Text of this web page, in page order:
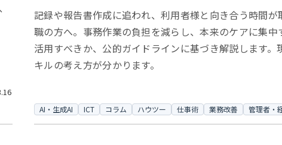
記録や報告書作成に追われ、利用者様と向き合う時間
職の方へ。事務作業の負担を減らし、本来のケアに集中
活用すべきか、公的ガイドラインに基づき解説します。
キルの考え方が分かります。
AI・生成AI ICT コラム ハウツー 仕事術 業務改善 管理者・